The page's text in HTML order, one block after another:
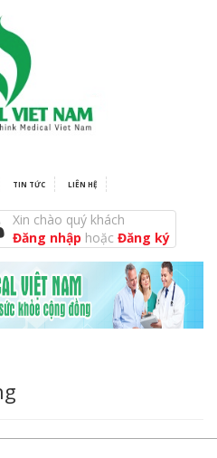
TIN TỨC LIÊN HỆ
Xin chào quý khách
Đăng nhập hoặcĐăng ký